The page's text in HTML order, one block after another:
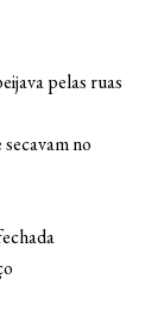
pelas ruas
no